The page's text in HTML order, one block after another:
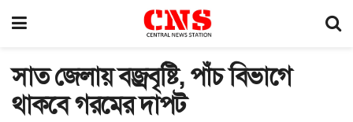
সাত জেলায় বজ্রবৃষ্টি, পাঁচ বিভাগে
থাকবে গরমের দাপট